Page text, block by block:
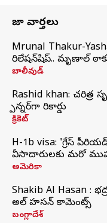
తాజా వార్తలు
Mrunal Thakur-
రిలేషన్‌షిప్.. మృణాల్
బాలీవుడ్
Rashid khan: చరిత్ర
స్పిన్నర్‌గా రికార్డు
క్రికెట్
H-1b visa: 'గ్రేస్‌
వీసాదారులకు మరో
అమెరికా
Shakib Al Hasan :
అల్ హసన్ కామెంట్స్
బంగ్లాదేశ్